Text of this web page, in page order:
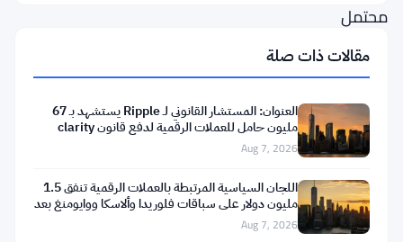
محتمل
عميق
في
الأسواق
المالية
العالمية،
ولكن
بشروط
مقالات ذات صلة
العنوان: المستشار القانوني لـ Ripple يستشهد بـ 67
مليون حامل للعملات الرقمية لدفع قانون clarity
Aug 7, 2026
اللجان السياسية المرتبطة بالعملات الرقمية تنفق 1.5
مليون دولار على سباقات فلوريدا وألاسكا ووايومنغ بعد
تعثر
Aug 7, 2026